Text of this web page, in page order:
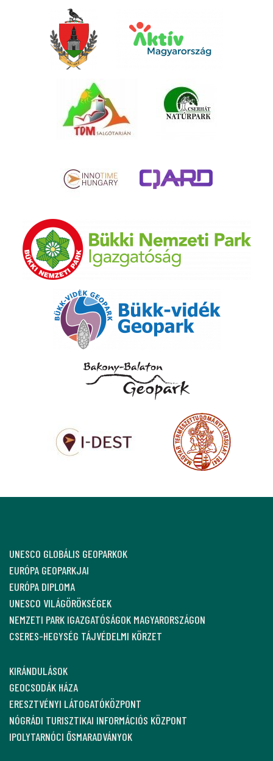
UNESCO GLOBÁLIS GEOPARKOK
EURÓPA GEOPARKJAI
EURÓPA DIPLOMA
UNESCO VILÁGÖRÖKSÉGEK
NEMZETI PARK IGAZGATÓSÁGOK MAGYARORSZÁGON
CSERES-HEGYSÉG TÁJVÉDELMI KÖRZET
KIRÁNDULÁSOK
GEOCSODÁK HÁZA
ERESZTVÉNYI LÁTOGATÓKÖZPONT
NÓGRÁDI TURISZTIKAI INFORMÁCIÓS KÖZPONT
IPOLYTARNÓCI ŐSMARADVÁNYOK